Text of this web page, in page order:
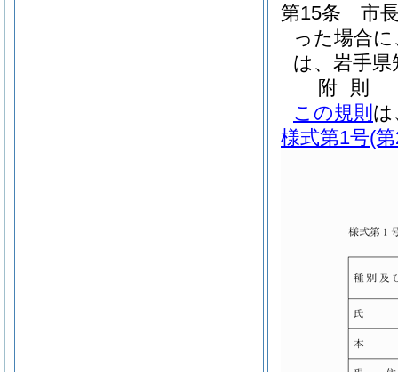
第15条
市
った場合
は、岩手
附 則
この規則 は
様式第1号(